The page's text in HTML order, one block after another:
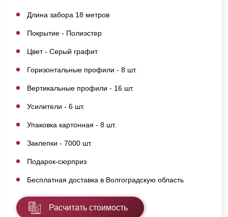
Длина забора 18 метров
Покрытие - Полиэстер
Цвет - Серый графит
Горизонтальные профили - 8 шт.
Вертикальные профили - 16 шт.
Усилители - 6 шт.
Упаковка картонная - 8 шт.
Заклепки - 7000 шт.
Подарок-сюрприз
Бесплатная доставка в Волгоградскую область
Расчитать стоимость